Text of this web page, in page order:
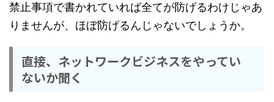
禁止事項で書かれていれば全てが防げるわけじゃあ
りませんが、ほぼ防げるんじゃないでしょうか。
直接、ネットワークビジネスをやってい
ないか聞く